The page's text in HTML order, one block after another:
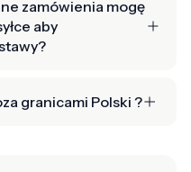
zamówienia mogę
aby
granicami Polski ?